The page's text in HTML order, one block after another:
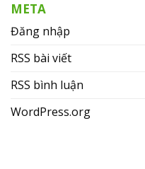
META
Đăng nhập
RSS bài viết
RSS bình luận
WordPress.org